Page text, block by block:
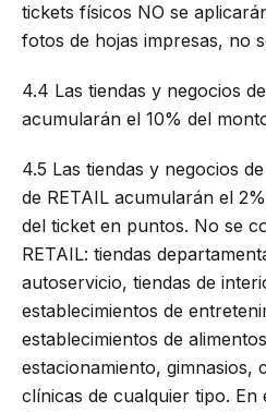
tickets físicos NO se
fotos de hojas impresas, no
4.4 Las tiendas y negocios
acumularán el 10% del
4.5 Las tiendas y negocios
de RETAIL acumularán el
del ticket en puntos. No se
RETAIL: tiendas
autoservicio, tiendas de
establecimientos de
establecimientos de
estacionamiento, gimnasios,
clínicas de cualquier tipo. En